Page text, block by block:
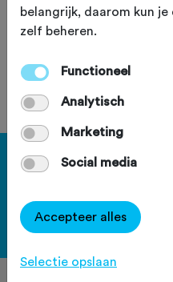
juli 2026.
Haal meer uit
Bekijk de voordelen
belangrijk, daarom kun
zelf beheren.
Functioneel
Analytisch
Marketing
Social media
Accepteer alles
Selectie opslaan